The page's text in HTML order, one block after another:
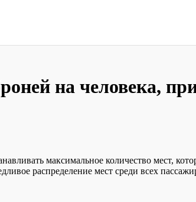
на человека,
максимальное количество мест,
распределение мест среди всех